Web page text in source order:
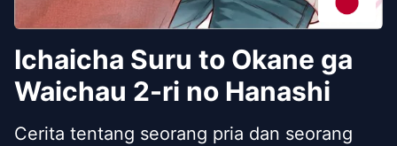
Ichaicha Suru to Okane ga
Waichau 2-ri no Hanashi
Cerita tentang seorang pria dan seorang